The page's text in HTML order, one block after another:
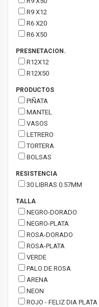
R9 X12
R6 X20
R6 X50
PRESNETACION.
R12X12
R12X50
PRODUCTOS
PIÑATA
MANTEL
VASOS
LETRERO
TORTERA
BOLSAS
RESISTENCIA
30 LIBRAS 0.57MM
TALLA
NEGRO-DORADO
NEGRO-PLATA
ROSA-DORADO
ROSA-PLATA
VERDE
PALO DE ROSA
ARENA
NEON
ROJO - FELIZ DIA PLATA